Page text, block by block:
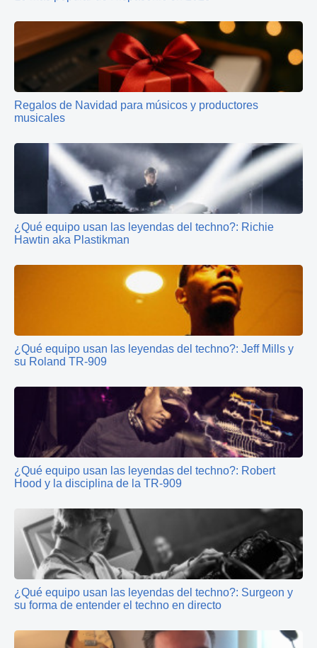
Regalos de Navidad para músicos y productores
musicales
¿Qué equipo usan las leyendas del techno?: Richie
Hawtin aka Plastikman
¿Qué equipo usan las leyendas del techno?: Jeff Mills y
su Roland TR-909
¿Qué equipo usan las leyendas del techno?: Robert
Hood y la disciplina de la TR-909
¿Qué equipo usan las leyendas del techno?: Surgeon y
su forma de entender el techno en directo